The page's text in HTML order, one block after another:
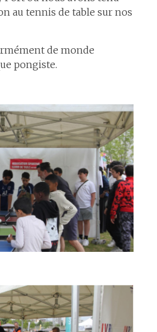
au tennis de table sur nos
de monde
pongiste.